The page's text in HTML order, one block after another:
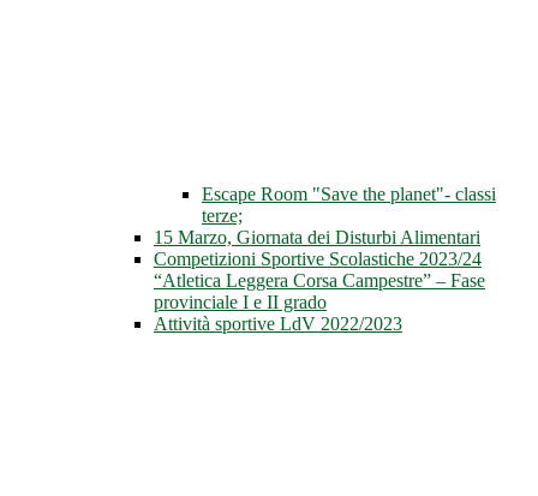
Escape Room "Save the planet"- classi
terze;
15 Marzo, Giornata dei Disturbi Alimentari
Competizioni Sportive Scolastiche 2023/24
“Atletica Leggera Corsa Campestre” – Fase
provinciale I e II grado
Attività sportive LdV 2022/2023